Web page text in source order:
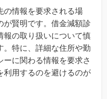
の情報を要求される場
が賢明です。借金減額診
報の取り扱いについて慎
。特に、詳細な住所や勤
に関わる情報を要求さ
利用するのを避けるのが